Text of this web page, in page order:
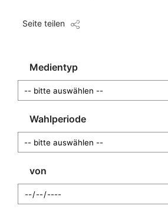
Seite teilen
Medientyp
Wahlperiode
von